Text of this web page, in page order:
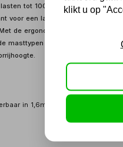
tot 1000KG. De manuele
voor een lange levensduur. De
de ergonomische handel is
masttypen zowel enkel als
in 1,6m en 2,5m).
klikt u op